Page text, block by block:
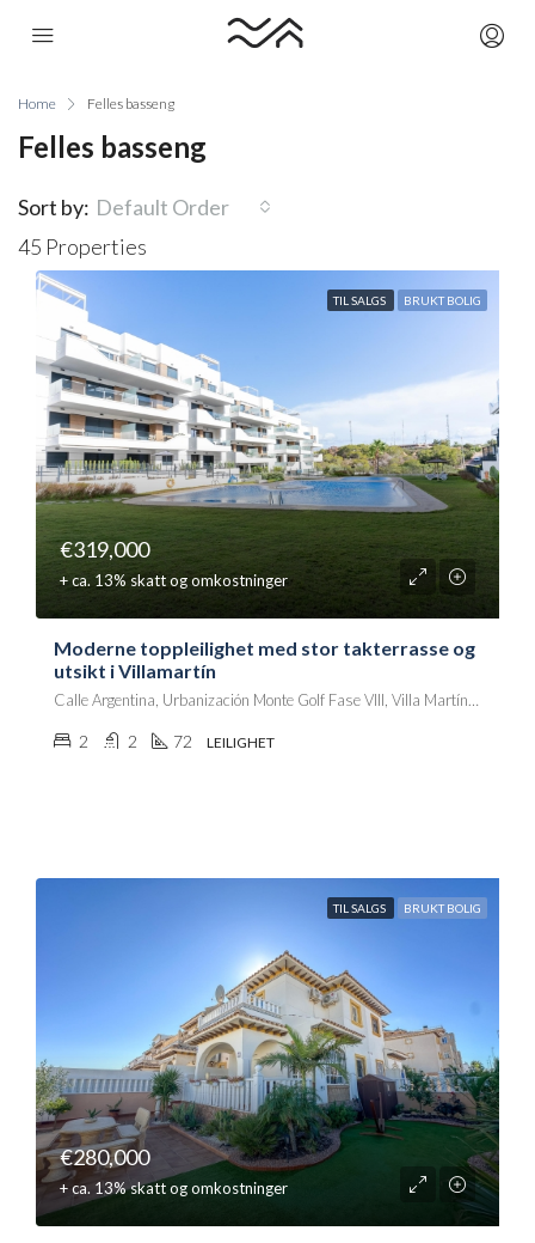
Home Felles basseng
Felles basseng
45 Properties
Sort by: Default Order
TIL SALGS BRUKT BOLIG
€319,000
+ ca. 13% skatt og omkostninger
Moderne toppleilighet med stor takterrasse og
utsikt i Villamartín
Calle Argentina, Urbanización Monte Golf Fase VIII, Villa Martín, Orihuela, el Baix Segura / La Vega Baja, Alacant / Alicante, Comunitat Valenciana, 03189, España
2 2 72 LEILIGHET
TIL SALGS BRUKT BOLIG
€280,000
+ ca. 13% skatt og omkostninger